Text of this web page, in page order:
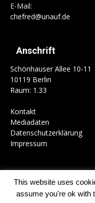
E-Mail:
chefred@unauf.de
Anschrift
Schönhauser Allee 10-11
10119 Berlin
Raum: 1.33
Kontakt
Mediadaten
Datenschutzerklärung
Impressum
Home Campus
This website uses
assume you're ok with